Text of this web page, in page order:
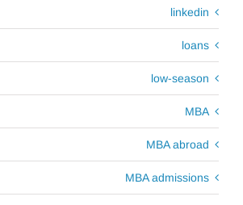
linkedin
loans
low-season
MBA
MBA abroad
MBA admissions